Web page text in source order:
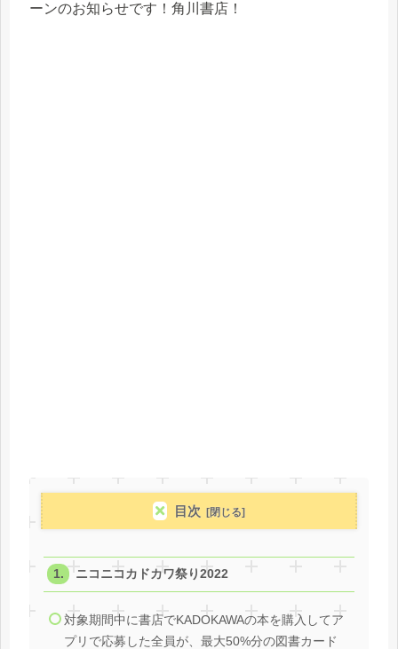
ーンのお知らせです！角川書店！
目次
ニコニコカドカワ祭り2022
対象期間中に書店でKADOKAWAの本を購入してア
プリで応募した全員が、最大50%分の図書カード